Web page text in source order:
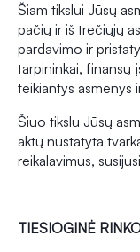
Šiam tikslui Jūsų
pačių ir iš trečiųjų
pardavimo ir
tarpininkai, finansų
teikiantys asmenys
Šiuo tikslu Jūsų
aktų nustatyta
reikalavimus,
TIESIOGINĖ